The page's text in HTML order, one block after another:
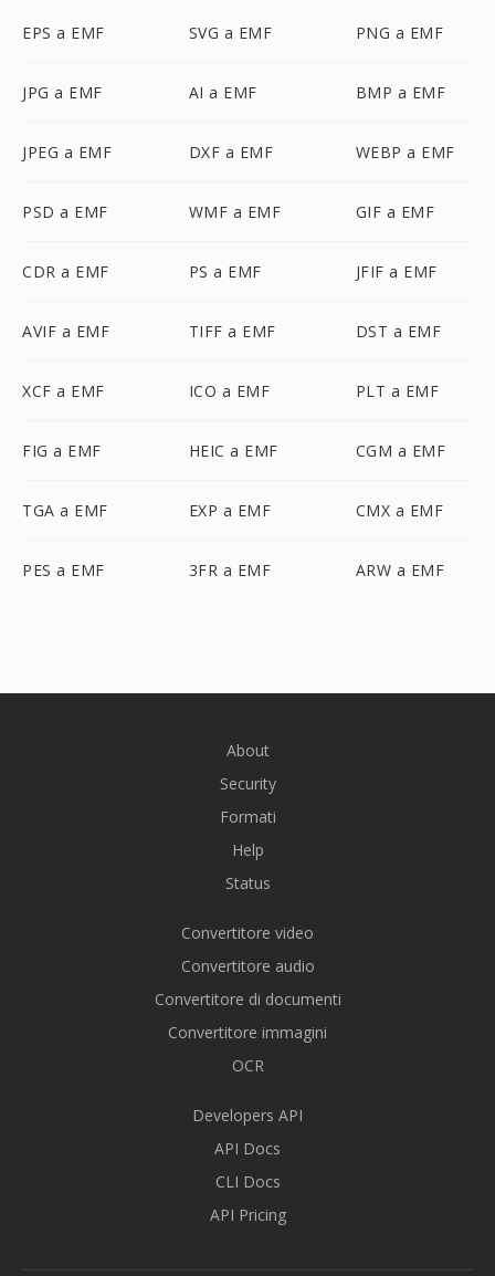
EPS a EMF SVG a EMF PNG a EMF
JPG a EMF AI a EMF BMP a EMF
JPEG a EMF DXF a EMF WEBP a EMF
PSD a EMF WMF a EMF GIF a EMF
CDR a EMF PS a EMF JFIF a EMF
AVIF a EMF TIFF a EMF DST a EMF
XCF a EMF ICO a EMF PLT a EMF
FIG a EMF HEIC a EMF CGM a EMF
TGA a EMF EXP a EMF CMX a EMF
PES a EMF 3FR a EMF ARW a EMF
About
Security
Formati
Help
Status
Convertitore video
Convertitore audio
Convertitore di documenti
Convertitore immagini
OCR
Developers API
API Docs
CLI Docs
API Pricing